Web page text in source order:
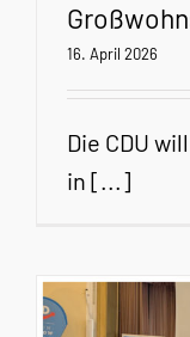
16. April 2026
Die CDU
in [...]